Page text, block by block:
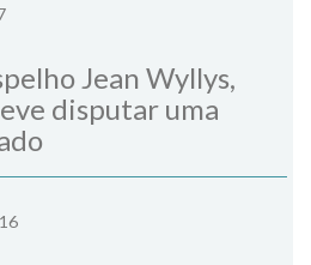
Jean Wyllys,
disputar uma